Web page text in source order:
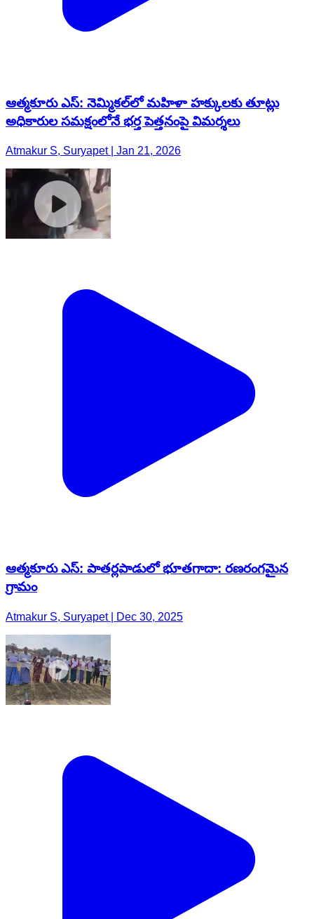
ఆత్మకూరు ఎస్: నెమ్మికల్‌లో మహిళా హక్కులకు తూట్లు
అధికారుల సమక్షంలోనే భర్త పెత్తనంపై విమర్శలు
Atmakur S, Suryapet | Jan 21, 2026
ఆత్మకూరు ఎస్: పాతర్లపాడులో భూతగాదా: రణరంగమైన
గ్రామం
Atmakur S, Suryapet | Dec 30, 2025